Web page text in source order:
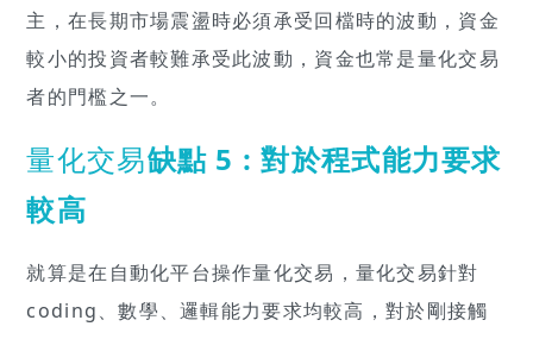
主，在長期市場震盪時必須承受回檔時的波動，資金
較小的投資者較難承受此波動，資金也常是量化交易
者的門檻之一。
量化交易缺點 5 : 對於程式能力要求
較高
就算是在自動化平台操作量化交易，量化交易針對
coding、數學、邏輯能力要求均較高，對於剛接觸